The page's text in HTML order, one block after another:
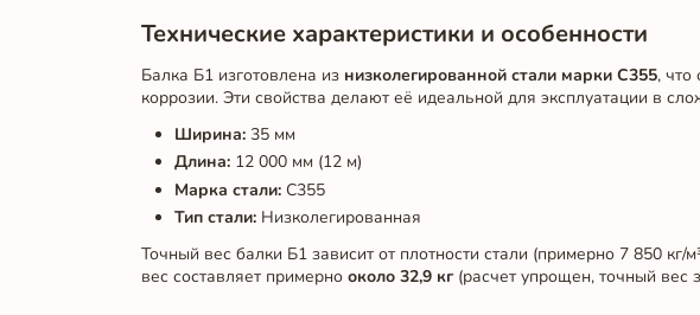
Технические характеристики и особенности
Балка Б1 изготовлена из низколегированной стали марки С355, что
коррозии. Эти свойства делают её идеальной для эксплуатации в
Ширина:35 мм
Длина:12 000 мм (12 м)
Марка стали:С355
Тип стали:Низколегированная
Точный вес балки Б1 зависит от плотности стали (примерно 7 850
вес составляет примерно около 32,9 кг(расчет упрощен, точный вес